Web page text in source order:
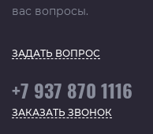
вас вопросы.
ЗАДАТЬ ВОПРОС
+7 937 870 1116
ЗАКАЗАТЬ ЗВОНОК